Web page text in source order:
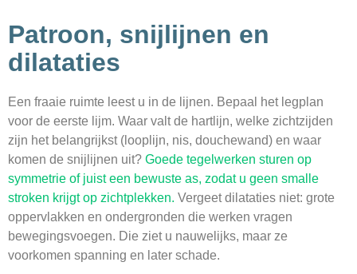
Patroon, snijlijnen en
dilataties
Een fraaie ruimte leest u in de lijnen. Bepaal het legplan
voor de eerste lijm. Waar valt de hartlijn, welke zichtzijden
zijn het belangrijkst (looplijn, nis, douchewand) en waar
komen de snijlijnen uit? Goede tegelwerken sturen op
symmetrie of juist een bewuste as, zodat u geen smalle
stroken krijgt op zichtplekken. Vergeet dilataties niet: grote
oppervlakken en ondergronden die werken vragen
bewegingsvoegen. Die ziet u nauwelijks, maar ze
voorkomen spanning en later schade.